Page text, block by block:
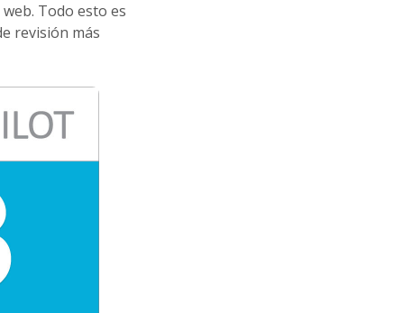
Todo esto es
revisión más